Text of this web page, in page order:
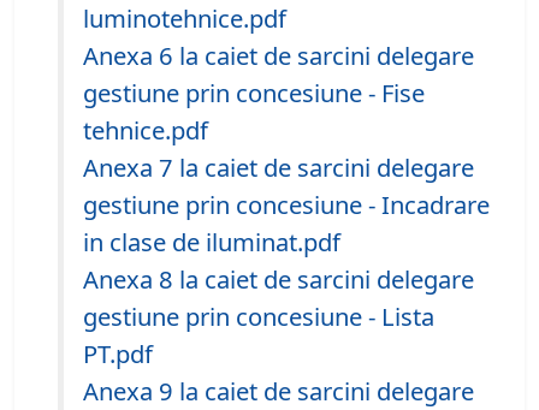
luminotehnice.pdf
Anexa 6 la caiet de sarcini delegare
gestiune prin concesiune - Fise
tehnice.pdf
Anexa 7 la caiet de sarcini delegare
gestiune prin concesiune - Incadrare
in clase de iluminat.pdf
Anexa 8 la caiet de sarcini delegare
gestiune prin concesiune - Lista
PT.pdf
Anexa 9 la caiet de sarcini delegare